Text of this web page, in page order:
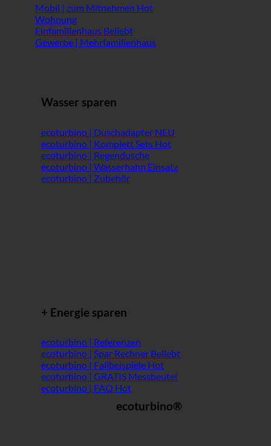
Mobil | zum Mitnehmen
Wohnung
Einfamilienhaus
Gewerbe | Mehrfamilienhaus
Wasser sparen
ecoturbino | Duschadapter
ecoturbino | Komplett Sets
ecoturbino | Regendusche
ecoturbino | Wasserhahn Einsatz
ecoturbino | Zubehör
+ Energie sparen
ecoturbino | Referenzen
ecoturbino | Spar Rechner
ecoturbino | Fallbeispiele
ecoturbino | GRATIS Messbeutel
ecoturbino | FAQ
ecoturbino®